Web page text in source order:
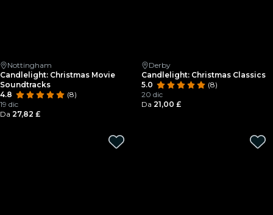
Nottingham
Candlelight: Christmas Movie
Soundtracks
4.8
(8)
19 dic
Da 27,82 £
Derby
Candlelight: Christmas Classics
5.0
(8)
20 dic
Da 21,00 £